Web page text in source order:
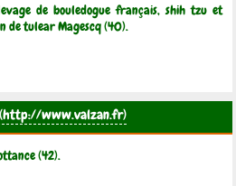
de bouledogue français, shih tzu et
de tulear Magescq (40).
(42).